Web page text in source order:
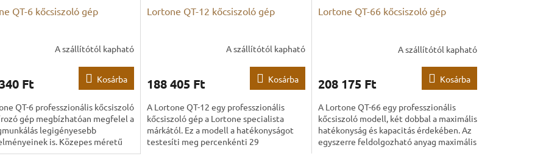
QT-6 kőcsiszoló gép
A szállítótól kapható
Ft Kosárba
QT-6 professzionális kőcsiszoló
gép megbízhatóan megfelel a
legigényesebb
is. Közepes méretű
2 literes...
Lortone QT-12 kőcsiszoló gép
A szállítótól kapható
188 405 Ft Kosárba
A Lortone QT-12 egy professzionális
kőcsiszoló gép a Lortone specialista
márkától. Ez a modell a hatékonyságot
testesíti meg percenkénti 29
Lortone QT-66 kőcsiszoló gép
A szállítótól kapható
208 175 Ft Kosárba
A Lortone QT-66 egy professzionális
kőcsiszoló modell, két dobbal a maximális
hatékonyság és kapacitás érdekében. Az
egyszerre feldolgozható anyag maximális